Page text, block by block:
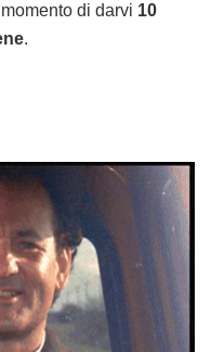
di darvi 10
.